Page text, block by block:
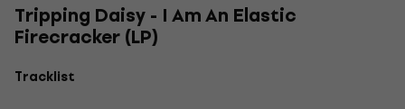
Tripping Daisy - I Am An Elastic
Firecracker (LP)
Tracklist